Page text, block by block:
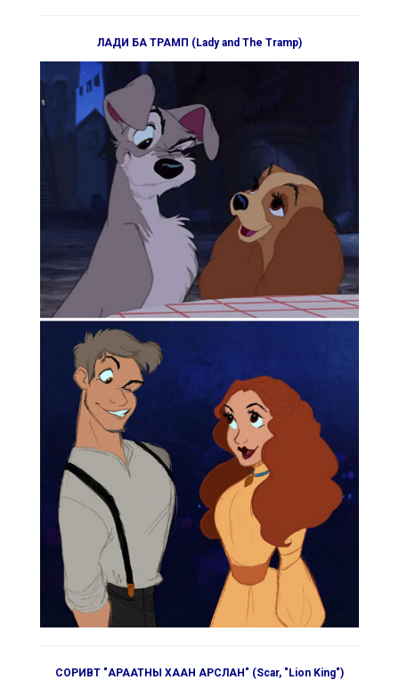
ЛАДИ БА ТРАМП (Lady and The Tramp)
СОРИВТ "АРААТНЫ ХААН АРСЛАН" (Scar, "Lion King")